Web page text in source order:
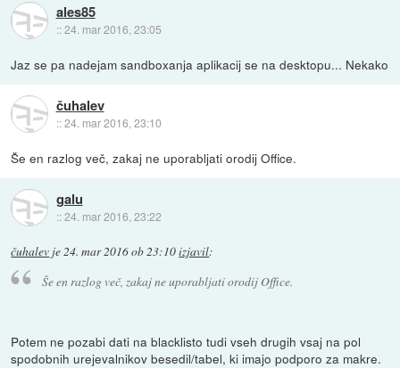
ales85
::24. mar 2016, 23:05
Jaz se pa nadejam sandboxanja aplikacij se na desktopu... Nekako
čuhalev
::24. mar 2016, 23:10
Še en razlog več, zakaj ne uporabljati orodij Office.
galu
::24. mar 2016, 23:22
čuhalev je24. mar 2016 ob 23:10izjavil:
Še en razlog več, zakaj ne uporabljati orodij Office.
Potem ne pozabi dati na blacklisto tudi vseh drugih vsaj na pol
spodobnih urejevalnikov besedil/tabel, ki imajo podporo za makre.